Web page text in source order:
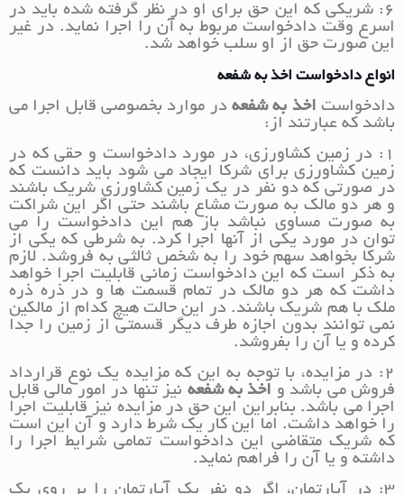
۶: شریکی که این حق برای او در نظر گرفته شده باید در
اسرع وقت دادخواست مربوط به آن را اجرا نماید. در غیر
این صورت حق از او سلب خواهد شد.
انواع دادخواست اخذ به شفعه
دادخواست اخذ به شفعه در موارد بخصوصی قابل اجرا می
باشد که عبارتند از:
۱: در زمین کشاورزی، در مورد دادخواست و حقی که در
زمین کشاورزی برای شرکا ایجاد می شود باید دانست که
در صورتی که دو نفر در یک زمین کشاورزی شریک باشند
و هر دو مالک به صورت مشاع باشند حتی اگر این شراکت
به صورت مساوی نباشد باز هم این دادخواست را می
توان در مورد یکی از آنها اجرا کرد. به شرطی که یکی از
شرکا بخواهد سهم خود را به شخص ثالثی به فروشد.‌ لازم
به ذکر است که این دادخواست زمانی قابلیت اجرا خواهد
داشت که هر دو مالک در تمام قسمت ها و در ذره ذره
ملک با هم شریک باشند. در این حالت هیچ کدام از مالکین
نمی توانند بدون اجازه طرف دیگر قسمتی از زمین را جدا
کرده و یا آن را بفروشد.
۲: در مزایده، با توجه به این که مزایده یک نوع قرارداد
فروش می باشد و اخذ به شفعه نیز تنها در امور مالی قابل
اجرا می باشد. بنابراین این حق در مزایده نیز قابلیت اجرا
را خواهد داشت. اما این کار یک شرط دارد و آن این است
که شریک متقاضی این دادخواست تمامی شرایط اجرا را
داشته و یا آن را فراهم نماید.
۳: در آپارتمان، اگر دو نفر یک آپارتمان را بر روی یک